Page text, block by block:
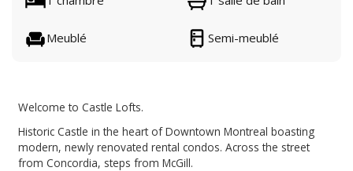
Meublé Semi-meublé
Welcome to Castle Lofts.
Historic Castle in the heart of Downtown Montreal boasting
modern, newly renovated rental condos. Across the street
from Concordia, steps from McGill.